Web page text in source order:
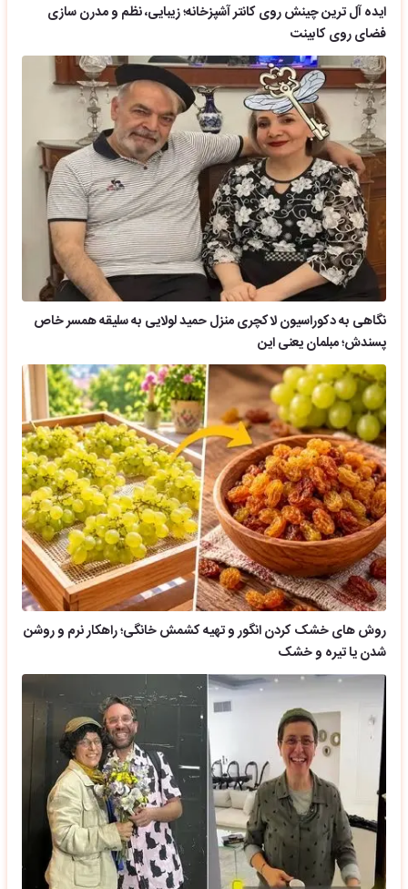
ایده آل ترین چینش روی کانتر آشپزخانه؛ زیبایی، نظم و مدرن سازی
فضای روی کابینت
نگاهی به دکوراسیون لاکچری منزل حمید لولایی به سلیقه همسر خاص
پسندش؛ مبلمان یعنی این
روش های خشک کردن انگور و تهیه کشمش خانگی؛ راهکار نرم و روشن
شدن یا تیره و خشک